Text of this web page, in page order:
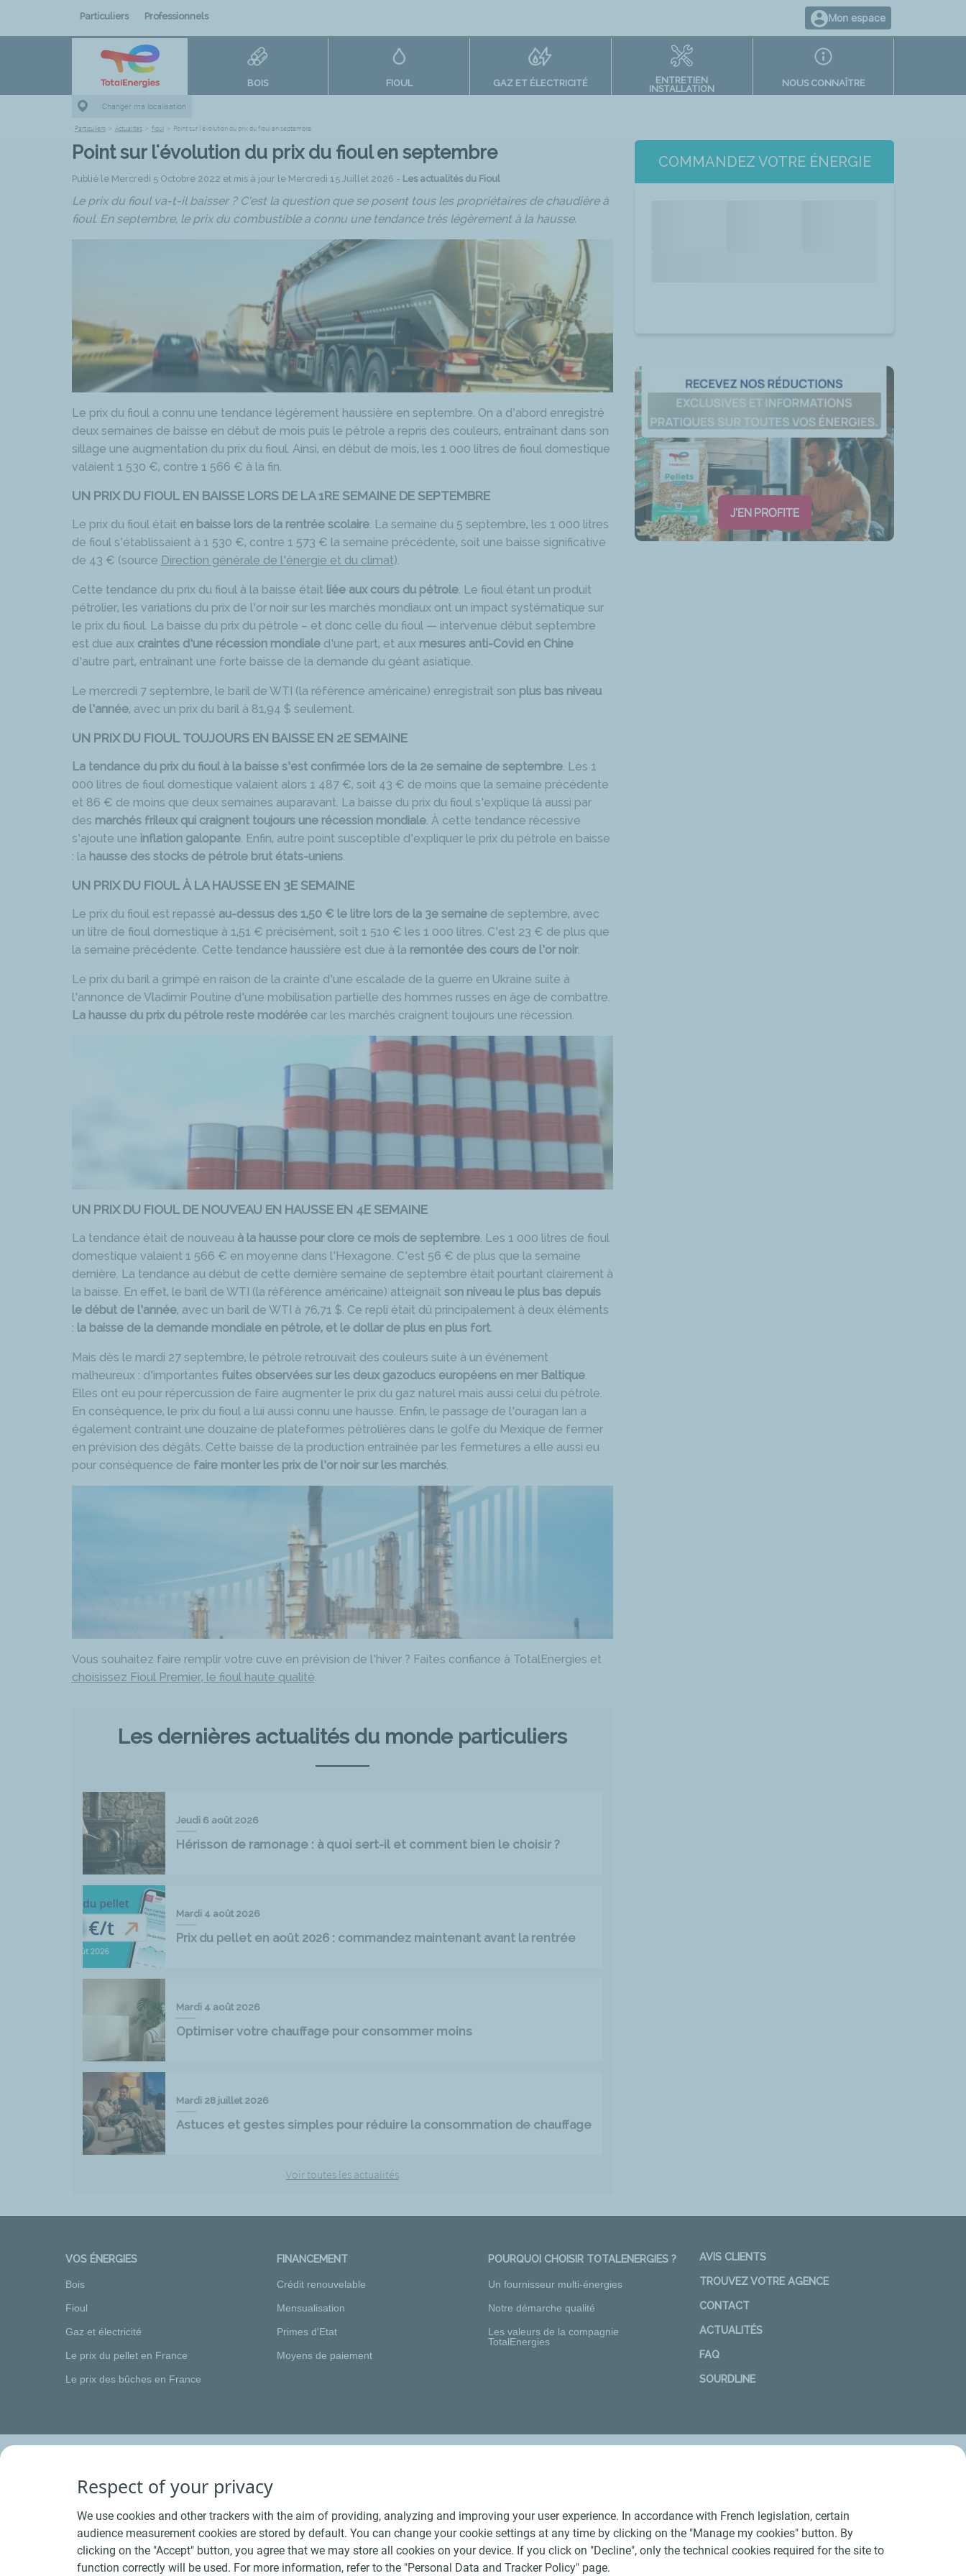
Particuliers Professionnels Mon espace
BOIS FIOUL GAZ ET ÉLECTRICITÉ
ENTRETIEN
INSTALLATION
NOUS CONNAÎTRE
Changer ma localisation
Particuliers > Actualités > fioul > Point sur l'évolution du prix du fioul en septembre
Point sur l'évolution du prix du fioul en septembre
Publié le Mercredi 5 Octobre 2022 et mis à jour le Mercredi 15 Juillet 2026 - Les actualités du Fioul
Le prix du fioul va-t-il baisser ? C’est la question que se posent tous les propriétaires de chaudière à
fioul. En septembre, le prix du combustible a connu une tendance très légèrement à la hausse.
Le prix du fioul a connu une tendance légèrement haussière en septembre. On a d’abord enregistré
deux semaines de baisse en début de mois puis le pétrole a repris des couleurs, entraînant dans son
sillage une augmentation du prix du fioul. Ainsi, en début de mois, les 1 000 litres de fioul domestique
valaient 1 530 €, contre 1 566 € à la fin.
UN PRIX DU FIOUL EN BAISSE LORS DE LA 1RE SEMAINE DE SEPTEMBRE
Le prix du fioul était en baisse lors de la rentrée scolaire. La semaine du 5 septembre, les 1 000 litres
de fioul s’établissaient à 1 530 €, contre 1 573 € la semaine précédente, soit une baisse significative
de 43 € (source Direction générale de l’énergie et du climat).
Cette tendance du prix du fioul à la baisse était liée aux cours du pétrole. Le fioul étant un produit
pétrolier, les variations du prix de l’or noir sur les marchés mondiaux ont un impact systématique sur
le prix du fioul. La baisse du prix du pétrole – et donc celle du fioul — intervenue début septembre
est due aux craintes d’une récession mondialed’une part, et aux mesures anti-Covid en Chine
d’autre part, entraînant une forte baisse de la demande du géant asiatique.
Le mercredi 7 septembre, le baril de WTI (la référence américaine) enregistrait son plus bas niveau
de l’année, avec un prix du baril à 81,94 $ seulement.
UN PRIX DU FIOUL TOUJOURS EN BAISSE EN 2E SEMAINE
La tendance du prix du fioul à la baisse s’est confirmée lors de la 2e semaine de septembre. Les 1
000 litres de fioul domestique valaient alors 1 487 €, soit 43 € de moins que la semaine précédente
et 86 € de moins que deux semaines auparavant. La baisse du prix du fioul s’explique là aussi par
des marchés frileux qui craignent toujours une récession mondiale. À cette tendance récessive
s’ajoute une inflation galopante. Enfin, autre point susceptible d’expliquer le prix du pétrole en baisse
: la hausse des stocks de pétrole brut états-uniens.
UN PRIX DU FIOUL À LA HAUSSE EN 3E SEMAINE
Le prix du fioul est repassé au-dessus des 1,50 € le litre lors de la 3e semainede septembre, avec
un litre de fioul domestique à 1,51 € précisément, soit 1 510 € les 1 000 litres. C’est 23 € de plus que
la semaine précédente. Cette tendance haussière est due à la remontée des cours de l’or noir.
Le prix du baril a grimpé en raison de la crainte d’une escalade de la guerre en Ukraine suite à
l’annonce de Vladimir Poutine d’une mobilisation partielle des hommes russes en âge de combattre.
La hausse du prix du pétrole reste modéréecar les marchés craignent toujours une récession.
UN PRIX DU FIOUL DE NOUVEAU EN HAUSSE EN 4E SEMAINE
La tendance était de nouveau à la hausse pour clore ce mois de septembre. Les 1 000 litres de fioul
domestique valaient 1 566 € en moyenne dans l’Hexagone. C’est 56 € de plus que la semaine
dernière. La tendance au début de cette dernière semaine de septembre était pourtant clairement à
la baisse. En effet, le baril de WTI (la référence américaine) atteignait son niveau le plus bas depuis
le début de l’année, avec un baril de WTI à 76,71 $. Ce repli était dû principalement à deux éléments
: la baisse de la demande mondiale en pétrole, et le dollar de plus en plus fort.
Mais dès le mardi 27 septembre, le pétrole retrouvait des couleurs suite à un événement
malheureux : d’importantes fuites observées sur les deux gazoducs européens en mer Baltique.
Elles ont eu pour répercussion de faire augmenter le prix du gaz naturel mais aussi celui du pétrole.
En conséquence, le prix du fioul a lui aussi connu une hausse. Enfin, le passage de l’ouragan Ian a
également contraint une douzaine de plateformes pétrolières dans le golfe du Mexique de fermer
en prévision des dégâts. Cette baisse de la production entraînée par les fermetures a elle aussi eu
pour conséquence de faire monter les prix de l’or noir sur les marchés.
Vous souhaitez faire remplir votre cuve en prévision de l’hiver ? Faites confiance à TotalEnergies et
choisissez Fioul Premier, le fioul haute qualité.
Les dernières actualités du monde particuliers
Jeudi 6 août 2026
Hérisson de ramonage : à quoi sert-il et comment bien le choisir ?
Mardi 4 août 2026
Prix du pellet en août 2026 : commandez maintenant avant la rentrée
Mardi 4 août 2026
Optimiser votre chauffage pour consommer moins
Mardi 28 juillet 2026
Astuces et gestes simples pour réduire la consommation de chauffage
Voir toutes les actualités
COMMANDEZ VOTRE ÉNERGIE
J'EN PROFITE
VOS ÉNERGIES
Bois
Fioul
Gaz et électricité
Le prix du pellet en France
Le prix des bûches en France
FINANCEMENT
Crédit renouvelable
Mensualisation
Primes d'Etat
Moyens de paiement
POURQUOI CHOISIR TOTALENERGIES ?
Un fournisseur multi-énergies
Notre démarche qualité
Les valeurs de la compagnie
TotalEnergies
AVIS CLIENTS
TROUVEZ VOTRE AGENCE
CONTACT
ACTUALITÉS
FAQ
SOURDLINE
Respect of your privacy
We use cookies and other trackers with the aim of providing, analyzing and improving your user experience. In accordance with French legislation, certain
audience measurement cookies are stored by default. You can change your cookie settings at any time by clicking on the "Manage my cookies" button. By
clicking on the "Accept" button, you agree that we may store all cookies on your device. If you click on "Decline", only the technical cookies required for the site to
function correctly will be used. For more information, refer to the "Personal Data and Tracker Policy" page.